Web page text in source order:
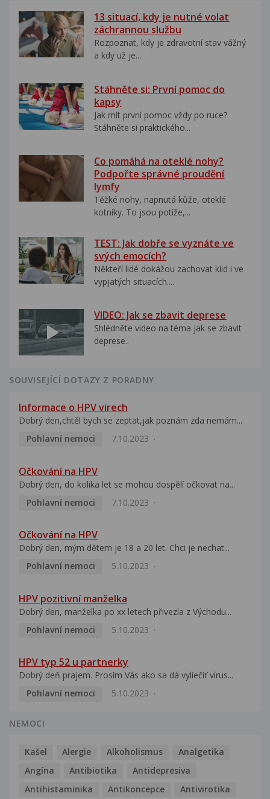
13 situací, kdy je nutné volat
záchrannou službu
Rozpoznat, kdy je zdravotní stav vážný
a kdy už je...
Stáhněte si: První pomoc do
kapsy
Jak mít první pomoc vždy po ruce?
Stáhněte si praktického...
Co pomáhá na oteklé nohy?
Podpořte správné proudění
lymfy
Těžké nohy, napnutá kůže, oteklé
kotníky. To jsou potíže,...
TEST: Jak dobře se vyznáte ve
svých emocích?
Někteří lidé dokážou zachovat klid i ve
vypjatých situacích....
VIDEO: Jak se zbavit deprese
Shlédněte video na téma jak se zbavit
deprese..
SOUVISEJÍCÍ DOTAZY Z PORADNY
Informace o HPV virech
Dobrý den,chtěl bych se zeptat,jak poznám zda nemám...
Pohlavní nemoci
7.10.2023
Očkování na HPV
Dobrý den, do kolika let se mohou dospělí očkovat na...
Pohlavní nemoci
7.10.2023
Očkování na HPV
Dobrý den, mým dětem je 18 a 20 let. Chci je nechat...
Pohlavní nemoci
5.10.2023
HPV pozitivní manželka
Dobrý den, manželka po xx letech přivezla z Východu...
Pohlavní nemoci
5.10.2023
HPV typ 52 u partnerky
Dobrý deň prajem. Prosím Vás ako sa dá vyliečiť vírus...
Pohlavní nemoci
5.10.2023
NEMOCI
Kašel Alergie Alkoholismus
Analgetika
Angína
Antibiotika
Antidepresiva
Antihistaminika
Antikoncepce Antivirotika